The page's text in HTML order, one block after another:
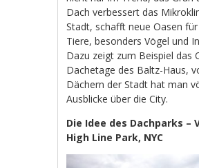
Dach verbessert das
Stadt, schafft neue Oasen
Tiere, besonders Vögel und
Dazu zeigt zum Beispiel das
Dachetage des Baltz-Haus,
Dächern der Stadt hat man
Ausblicke über die City.
Die Idee des Dachparks –
High Line Park, NYC